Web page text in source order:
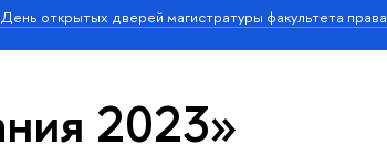
День открытых дверей магистратуры факультета права
2023»